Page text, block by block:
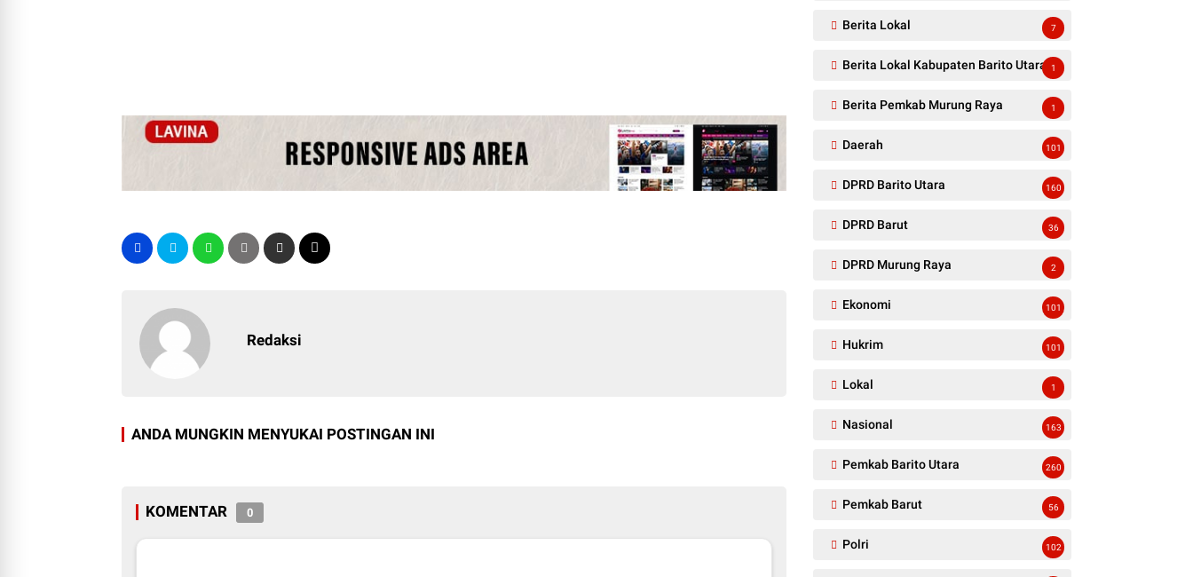
Redaksi
ANDA MUNGKIN MENYUKAI POSTINGAN INI
KOMENTAR 0
Berita Lokal 7
Berita Lokal Kabupaten Barito Utara 1
Berita Pemkab Murung Raya 1
Daerah 101
DPRD Barito Utara 160
DPRD Barut 36
DPRD Murung Raya 2
Ekonomi 101
Hukrim 101
Lokal 1
Nasional 163
Pemkab Barito Utara 260
Pemkab Barut 56
Polri 102